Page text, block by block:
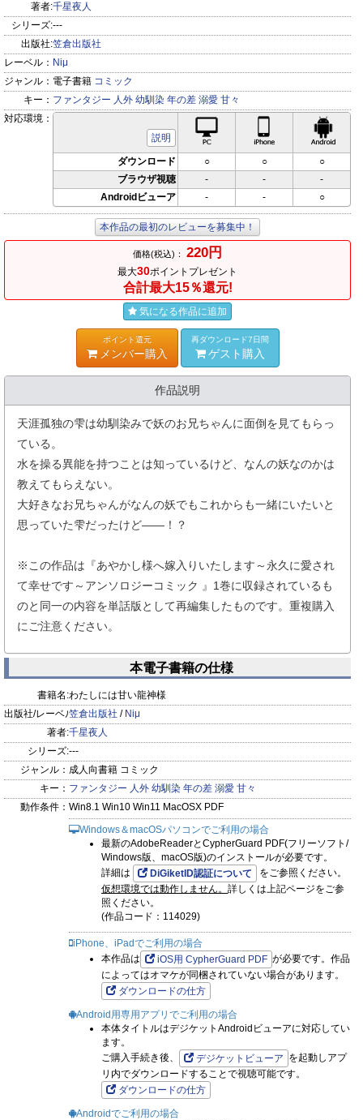
著者:千星夜人
シリーズ:---
出版社:笠倉出版社
レーベル： Niμ
ジャンル： 電子書籍 コミック
キー： ファンタジー 人外 幼馴染 年の差 溺愛 甘々
対応環境：
説明
iPhone対応
ダウンロード ○ ○
○
ブラウザ視聴
- -
-
Androidビューア
- - ○
本作品の最初のレビューを募集中！
価格(税込)： 220円
最大30ポイントプレゼント
合計最大15％還元!
気になる作品に追加
ポイント還元
メンバー購入
再ダウンロード7日間
ゲスト購入
作品説明
天涯孤独の雫は幼馴染みで妖のお兄ちゃんに面倒を見てもらっ
ている。
水を操る異能を持つことは知っているけど、なんの妖なのかは
教えてもらえない。
大好きなお兄ちゃんがなんの妖でもこれからも一緒にいたいと
思っていた雫だったけど――！？
※この作品は『あやかし様へ嫁入りいたします～永久に愛され
て幸せです～アンソロジーコミック 』1巻に収録されているも
のと同一の内容を単話版として再編集したものです。重複購入
にご注意ください。
本電子書籍の仕様
書籍名:わたしには甘い龍神様
出版社/レーベル:笠倉出版社 / Niμ
著者:千星夜人
シリーズ:---
ジャンル： 成人向書籍 コミック
キー： ファンタジー 人外 幼馴染 年の差 溺愛 甘々
動作条件： Win8.1 Win10 Win11 MacOSX PDF
Windows＆macOSパソコンでご利用の場合
最新のAdobeReaderとCypherGuard PDF(フリーソフト/
Windows版、macOS版)のインストールが必要です。
詳細は
DiGiketID認証について
をご参照ください。
仮想環境では動作しません。 詳しくは上記ページをご参
照ください。
(作品コード：114029)
iPhone、iPadでご利用の場合
本作品は
iOS用 CypherGuard PDF が必要です。作品
によってはオマケが同梱されていない場合があります。
ダウンロードの仕方
Android用専用アプリでご利用の場合
本体タイトルはデジケットAndroidビューアに対応してい
ます。
ご購入手続き後、
デジケットビューア を起動しアプ
リ内でダウンロードすることで視聴可能です。
ダウンロードの仕方
Androidでご利用の場合